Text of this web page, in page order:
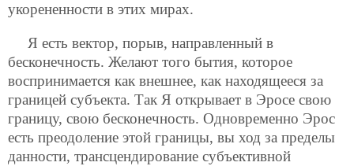
укорененности в этих мирах.
Я есть вектор, порыв, направленный в
бесконечность. Желают того бытия, которое
воспринимается как внешнее, как находящееся за
границей субъекта. Так Я открывает в Эросе свою
границу, свою бесконечность. Одновременно Эрос
есть преодоление этой границы, вы ход за пределы
данности, трансцендирование субъективной